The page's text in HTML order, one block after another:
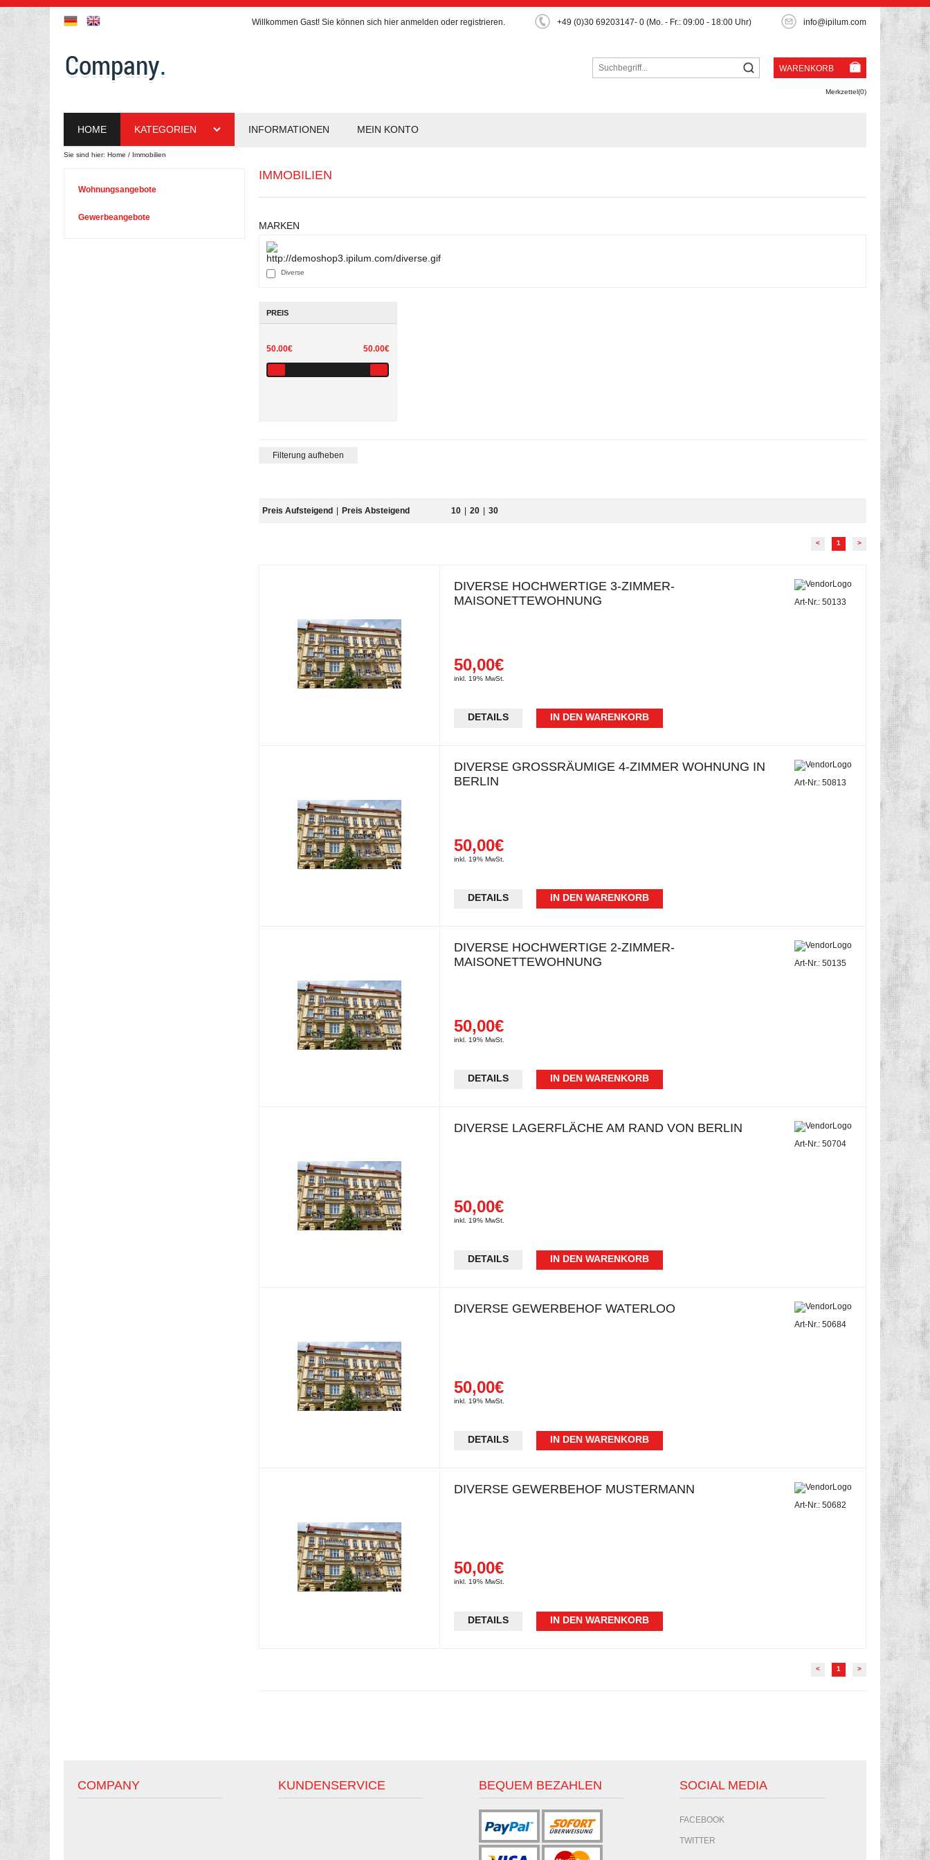
Willkommen Gast! Sie können sich hier anmelden oder registrieren. +49 (0)30 69203147- 0 (Mo. - Fr.: 09:00 - 18:00 Uhr) info@ipilum.com
WARENKORB
Merkzettel(0)
HOME KATEGORIEN INFORMATIONEN MEIN KONTO
Sie sind hier: Home Immobilien
Wohnungsangebote
Gewerbeangebote
IMMOBILIEN
MARKEN
Diverse
PREIS
50.00€ 50.00€
Filterung aufheben
Preis Aufsteigend Preis Absteigend 10 20 30
< 1 >
DIVERSE HOCHWERTIGE 3-ZIMMER-
MAISONETTEWOHNUNG
Art-Nr.: 50133
50,00€
inkl. 19% MwSt.
DETAILS IN DEN WARENKORB
DIVERSE GROSSRÄUMIGE 4-ZIMMER WOHNUNG IN B
ERLIN
Art-Nr.: 50813
50,00€
inkl. 19% MwSt.
DETAILS IN DEN WARENKORB
DIVERSE HOCHWERTIGE 2-ZIMMER-
MAISONETTEWOHNUNG
Art-Nr.: 50135
50,00€
inkl. 19% MwSt.
DETAILS IN DEN WARENKORB
DIVERSE LAGERFLÄCHE AM RAND VON BERLIN
Art-Nr.: 50704
50,00€
inkl. 19% MwSt.
DETAILS IN DEN WARENKORB
DIVERSE GEWERBEHOF WATERLOO
Art-Nr.: 50684
50,00€
inkl. 19% MwSt.
DETAILS IN DEN WARENKORB
DIVERSE GEWERBEHOF MUSTERMANN
Art-Nr.: 50682
50,00€
inkl. 19% MwSt.
DETAILS IN DEN WARENKORB
< 1 >
COMPANY KUNDENSERVICE BEQUEM BEZAHLEN SOCIAL MEDIA
FACEBOOK
TWITTER